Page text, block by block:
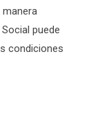
manera
puede
condiciones